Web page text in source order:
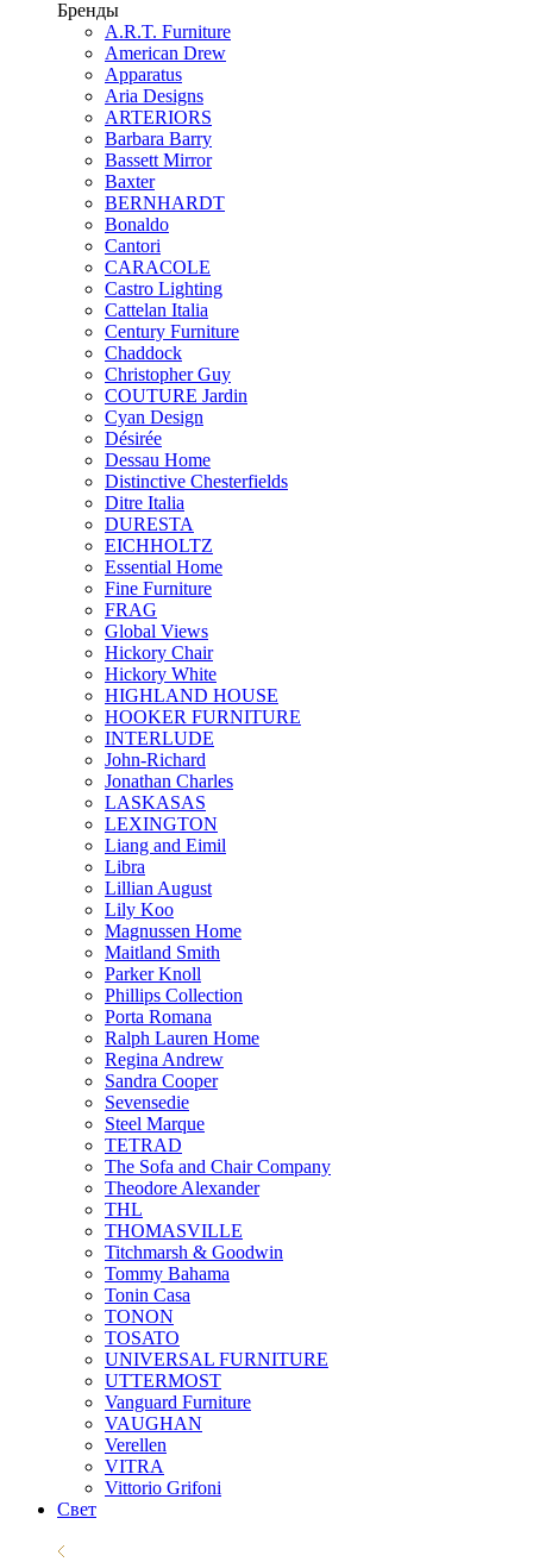
Бренды
A.R.T. Furniture
American Drew
Apparatus
Aria Designs
ARTERIORS
Barbara Barry
Bassett Mirror
Baxter
BERNHARDT
Bonaldo
Cantori
CARACOLE
Castro Lighting
Cattelan Italia
Century Furniture
Chaddock
Christopher Guy
COUTURE Jardin
Cyan Design
Désirée
Dessau Home
Distinctive Chesterfields
Ditre Italia
DURESTA
EICHHOLTZ
Essential Home
Fine Furniture
FRAG
Global Views
Hickory Chair
Hickory White
HIGHLAND HOUSE
HOOKER FURNITURE
INTERLUDE
John-Richard
Jonathan Charles
LASKASAS
LEXINGTON
Liang and Eimil
Libra
Lillian August
Lily Koo
Magnussen Home
Maitland Smith
Parker Knoll
Phillips Collection
Porta Romana
Ralph Lauren Home
Regina Andrew
Sandra Cooper
Sevensedie
Steel Marque
TETRAD
The Sofa and Chair Company
Theodore Alexander
THL
THOMASVILLE
Titchmarsh & Goodwin
Tommy Bahama
Tonin Casa
TONON
TOSATO
UNIVERSAL FURNITURE
UTTERMOST
Vanguard Furniture
VAUGHAN
Verellen
VITRA
Vittorio Grifoni
Свет